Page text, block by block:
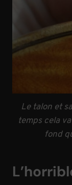
Le talon et
temps cela
fond